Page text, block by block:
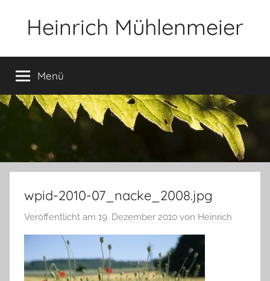
Heinrich Mühlenmeier
Glauben,
Umwelt,
Fotografie,
Menü
wpid-2010-07_nacke_2008.jpg
Veröffentlicht am 19. Dezember 2010 von Heinrich